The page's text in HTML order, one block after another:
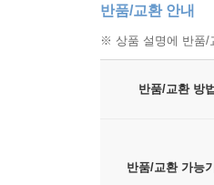
반품/교환 안내
※ 상품 설명에 반품/
반품/교환 방법
반품/교환 가능